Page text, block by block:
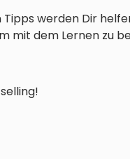
werden Dir
mit dem Lernen zu